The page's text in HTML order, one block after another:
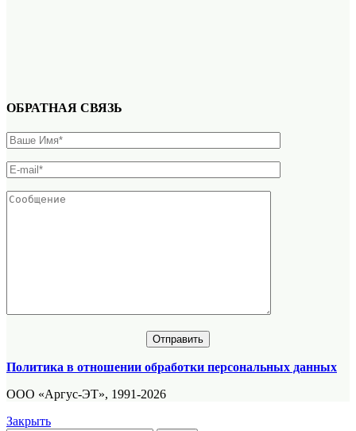
ОБРАТНАЯ СВЯЗЬ
Политика в отношении обработки персональных данных
ООО «Аргус-ЭТ», 1991-2026
Закрыть